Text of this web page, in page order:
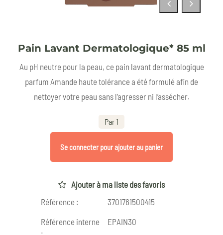
Pain Lavant Dermatologique* 85 ml
Au pH neutre pour la peau, ce pain lavant dermatologique
parfum Amande haute tolérance a été formulé afin de
nettoyer votre peau sans l’agresser ni l’assécher.
Par 1
Se connecter pour ajouter au panier
Ajouter à ma liste des favoris
Référence :
3701761500415
Référence interne
EPAIN30